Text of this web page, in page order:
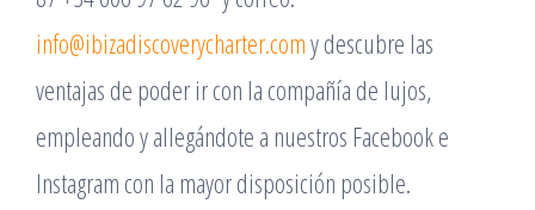
info@ibizadiscoverycharter.comy descubre las
ventajas de poder ir con la compañía de lujos,
empleando y allegándote a nuestros Facebook e
Instagram con la mayor disposición posible.